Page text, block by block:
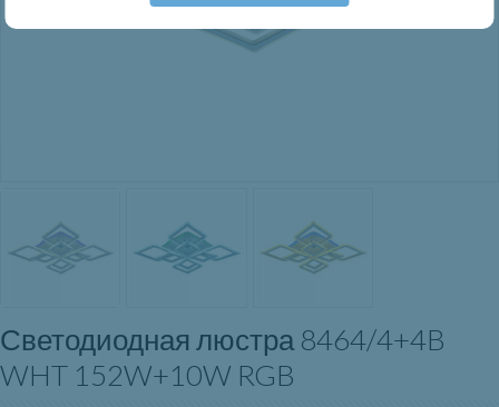
Светодиодная люстра 8464/4+4B
WHT 152W+10W RGB